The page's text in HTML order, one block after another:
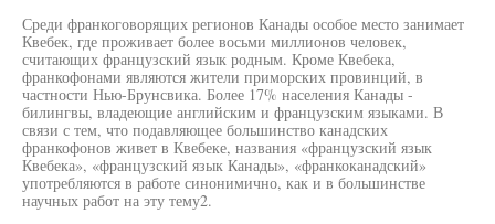
Среди франкоговорящих регионов Канады особое место занимает
Квебек, где проживает более восьми миллионов человек,
считающих французский язык родным. Кроме Квебека,
франкофонами являются жители приморских провинций, в
частности Нью-Брунсвика. Более 17% населения Канады -
билингвы, владеющие английским и французским языками. В
связи с тем, что подавляющее большинство канадских
франкофонов живет в Квебеке, названия «французский язык
Квебека», «французский язык Канады», «франкоканадский»
употребляются в работе синонимично, как и в большинстве
научных работ на эту тему2.